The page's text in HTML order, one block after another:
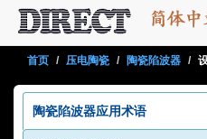
首页 压电陶瓷 陶瓷陷波器
陶瓷陷波器应用术语